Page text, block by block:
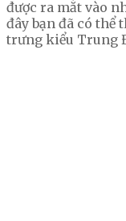
được ra mắt vào
đây bạn đã có thể
trưng kiểu Trung